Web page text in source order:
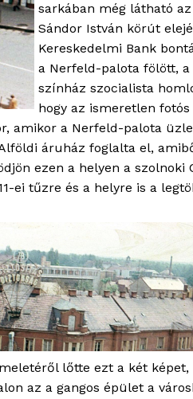
sarkában még látható
Sándor István körút
Kereskedelmi Bank
a Nerfeld-palota fölött,
színház szocialista
hogy az ismeretlen fotós
amikor a Nerfeld-palota
áruház foglalta el,
ezen a helyen a
ei tűzre és a helyre is a
lőtte ezt a két
az a gangos épület a